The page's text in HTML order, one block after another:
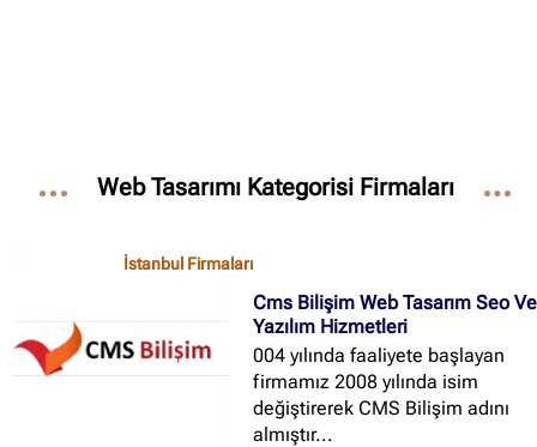
Web Tasarımı Kategorisi Firmaları
İstanbul Firmaları
Cms Bilişim Web Tasarım Seo Ve
Yazılım Hizmetleri
004 yılında faaliyete başlayan
firmamız 2008 yılında isim
değiştirerek CMS Bilişim adını
almıştır...